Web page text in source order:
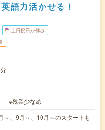
語力活かせる！
土日祝日が休み
※残業少なめ
～、9月～、10月～のスタートも